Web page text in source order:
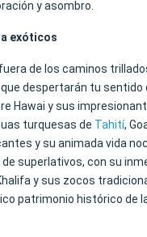
y asombro.
exóticos
de los caminos
despertarán tu sentido
Hawai y sus
turquesas de Tahití,
y su animada vida
de superlativos, con su
y sus zocos
patrimonio histórico de